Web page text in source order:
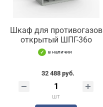
Шкаф для противогазов
открытый ШПГ-36о
в наличии
32 488 руб.
шт